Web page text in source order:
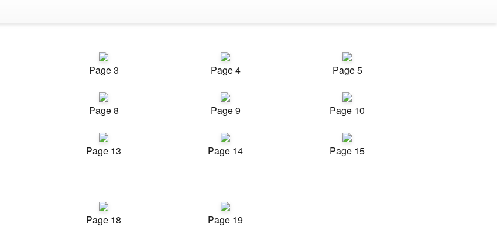
Page 3 Page 4 Page 5
Page 8 Page 9 Page 10
Page 13 Page 14 Page 15
Page 18 Page 19